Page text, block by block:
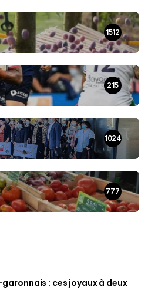
1512
215
1024
777
: ces joyaux à deux